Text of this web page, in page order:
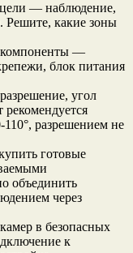
— наблюдение,
Решите, какие зоны
—
блок питания
угол
рекомендуется
110°, разрешением не
готовые
объединить
через
в безопасных
к